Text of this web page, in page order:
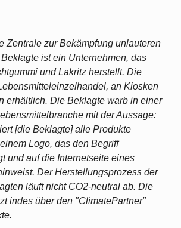
Zentrale zur Bekämpfung unlauteren
ist ein Unternehmen, das
und Lakritz herstellt. Die
an Kiosken
erhältlich. Die Beklagte warb in einer
mit der Aussage:
[die Beklagte] alle Produkte
Logo, das den Begriff
und auf die Internetseite eines
Der Herstellungsprozess der
läuft nicht CO2-neutral ab. Die
indes über den "ClimatePartner"